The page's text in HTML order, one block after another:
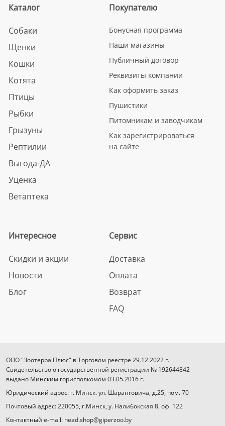
Каталог
Собаки
Щенки
Кошки
Котята
Птицы
Рыбки
Грызуны
Рептилии
Выгода-ДА
Уценка
Ветаптека
Покупателю
Бонусная программа
Наши магазины
Публичный договор
Реквизиты компании
Как оформить заказ
Пушистики
Питомникам и заводчикам
Как зарегистрироваться
на сайте
Интересное
Скидки и акции
Новости
Блог
Сервис
Доставка
Оплата
Возврат
FAQ
ООО "Зоотерра Плюс" в Торговом реестре 29.12.2022 г.
Свидетельство о государственной регистрации № 192644842
выдано Минским горисполкомом 03.05.2016 г.
Юридический адрес: г. Минск. ул. Шаранговича, д.25, пом. 70
Почтовый адрес: 220055, г.Минск, у. Налибокская 8, оф. 122
Контактный e-mail: head.shop@giperzoo.by